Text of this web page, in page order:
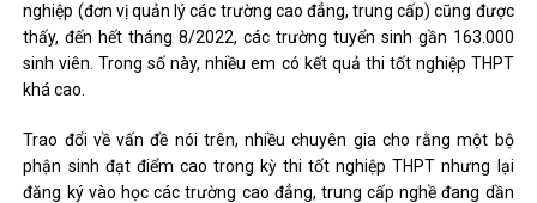
nghiệp (đơn vị quản lý các trường cao đẳng, trung cấp) cũng được
thấy, đến hết tháng 8/2022, các trường tuyển sinh gần 163.000
sinh viên. Trong số này, nhiều em có kết quả thi tốt nghiệp THPT
khá cao.
Trao đổi về vấn đề nói trên, nhiều chuyên gia cho rằng một bộ
phận sinh đạt điểm cao trong kỳ thi tốt nghiệp THPT nhưng lại
đăng ký vào học các trường cao đẳng, trung cấp nghề đang dần